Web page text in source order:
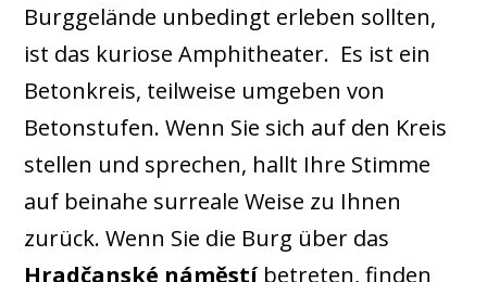
Burggelände unbedingt erleben sollten,
ist das kuriose Amphitheater. Es ist ein
Betonkreis, teilweise umgeben von
Betonstufen. Wenn Sie sich auf den Kreis
stellen und sprechen, hallt Ihre Stimme
auf beinahe surreale Weise zu Ihnen
zurück. Wenn Sie die Burg über das
Hradčanské náměstíbetreten, finden